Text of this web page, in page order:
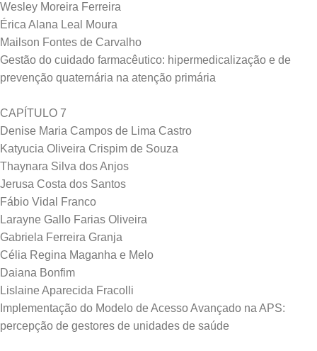
Wesley Moreira Ferreira
Érica Alana Leal Moura
Mailson Fontes de Carvalho
Gestão do cuidado farmacêutico: hipermedicalização e de
prevenção quaternária na atenção primária
CAPÍTULO 7
Denise Maria Campos de Lima Castro
Katyucia Oliveira Crispim de Souza
Thaynara Silva dos Anjos
Jerusa Costa dos Santos
Fábio Vidal Franco
Larayne Gallo Farias Oliveira
Gabriela Ferreira Granja
Célia Regina Maganha e Melo
Daiana Bonfim
Lislaine Aparecida Fracolli
Implementação do Modelo de Acesso Avançado na APS:
percepção de gestores de unidades de saúde